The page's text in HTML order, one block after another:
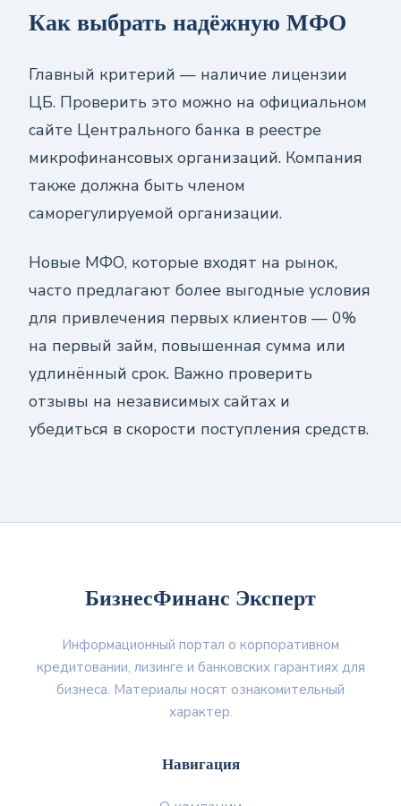
Как выбрать надёжную МФО
Главный критерий — наличие лицензии
ЦБ. Проверить это можно на официальном
сайте Центрального банка в реестре
микрофинансовых организаций. Компания
также должна быть членом
саморегулируемой организации.
Новые МФО, которые входят на рынок,
часто предлагают более выгодные условия
для привлечения первых клиентов — 0%
на первый займ, повышенная сумма или
удлинённый срок. Важно проверить
отзывы на независимых сайтах и
убедиться в скорости поступления средств.
БизнесФинанс Эксперт
Информационный портал о корпоративном
кредитовании, лизинге и банковских гарантиях для
бизнеса. Материалы носят ознакомительный
характер.
Навигация